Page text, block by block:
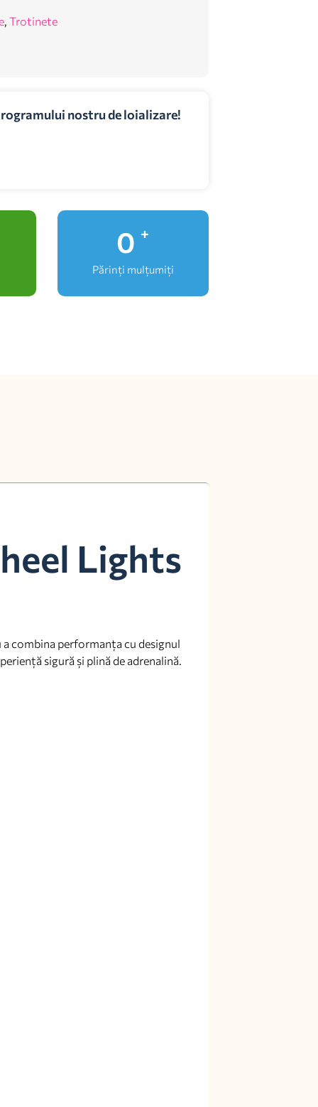
, Trotinete
nostru de loializare!
0 +
Părinți mulțumiți
Lights
combina performanța cu designul
sigură și plină de adrenalină.